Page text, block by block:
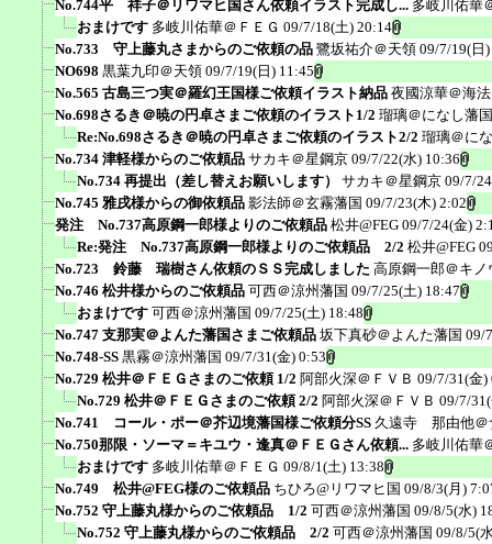
No.744平 祥子＠リワマヒ国さん依頼イラスト完成し... 多岐川佑華
おまけです 多岐川佑華＠ＦＥＧ 09/7/18(土) 20:14
No.733 守上藤丸さまからのご依頼の品 鷺坂祐介＠天領 09/7/19(日
NO698 黒葉九印＠天領 09/7/19(日) 11:45
No.565 古島三つ実＠羅幻王国様ご依頼イラスト納品 夜國涼華＠海
No.698さるき＠暁の円卓さまご依頼のイラスト1/2 瑠璃＠になし藩国
Re:No.698さるき＠暁の円卓さまご依頼のイラスト2/2 瑠璃＠に
No.734 津軽様からのご依頼品 サカキ＠星鋼京 09/7/22(水) 10:36
No.734 再提出（差し替えお願いします）
サカキ＠星鋼京 09/7/
No.745 雅戌様からの御依頼品 影法師＠玄霧藩国 09/7/23(木) 2:02
発注 No.737高原鋼一郎様よりのご依頼品 松井@FEG 09/7/24(金)
Re:発注 No.737高原鋼一郎様よりのご依頼品 2/2 松井@FEG
No.723 鈴藤 瑞樹さん依頼のＳＳ完成しました 高原鋼一郎＠キノ
No.746 松井様からのご依頼品 可西＠涼州藩国 09/7/25(土) 18:47
おまけです 可西＠涼州藩国 09/7/25(土) 18:48
No.747 支那実＠よんた藩国さまご依頼品 坂下真砂＠よんた藩国 09/
No.748-SS 黒霧＠涼州藩国 09/7/31(金) 0:53
No.729 松井＠ＦＥＧさまのご依頼 1/2 阿部火深＠ＦＶＢ 09/7/31(金)
No.729 松井＠ＦＥＧさまのご依頼 2/2 阿部火深＠ＦＶＢ 09/7/
No.741 コール・ポー＠芥辺境藩国様ご依頼分SS 久遠寺 那由他＠
No.750那限・ソーマ＝キユウ・逢真＠ＦＥＧさん依頼... 多岐川佑華
おまけです 多岐川佑華＠ＦＥＧ 09/8/1(土) 13:38
No.749 松井@FEG様のご依頼品 ちひろ@リワマヒ国 09/8/3(月)
No.752 守上藤丸様からのご依頼品 1/2 可西＠涼州藩国 09/8/5(水)
No.752 守上藤丸様からのご依頼品 2/2 可西＠涼州藩国 09/8/5(